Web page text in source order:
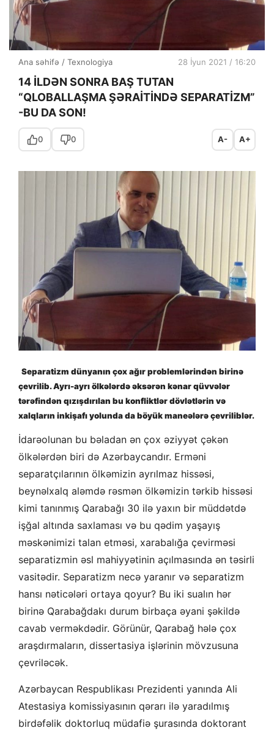
Ana səhifə / Texnologiya 28 İyun 2021 / 16:20
14 İLDƏN SONRA BAŞ TUTAN
“QLOBALLAŞMA ŞƏRAİTİNDƏ SEPARATİZM”
-BU DA SON!
0 0 A- A+
Separatizm dünyanın çox ağır problemlərindən birinə
çevrilib. Ayrı-ayrı ölkələrdə əksərən kənar qüvvələr
tərəfindən qızışdırılan bu konfliktlər dövlətlərin və
xalqların inkişafı yolunda da böyük maneələrə çevriliblər.
İdarəolunan bu bəladan ən çox əziyyət çəkən
ölkələrdən biri də Azərbaycandır. Erməni
separatçılarının ölkəmizin ayrılmaz hissəsi,
beynəlxalq aləmdə rəsmən ölkəmizin tərkib hissəsi
kimi tanınmış Qarabağı 30 ilə yaxın bir müddətdə
işğal altında saxlaması və bu qədim yaşayış
məskənimizi talan etməsi, xarabalığa çevirməsi
separatizmin əsl mahiyyətinin açılmasında ən təsirli
vasitədir. Separatizm necə yaranır və separatizm
hansı nəticələri ortaya qoyur? Bu iki sualın hər
birinə Qarabağdakı durum birbaça əyani şəkildə
cavab verməkdədir. Görünür, Qarabağ hələ çox
araşdırmaların, dissertasiya işlərinin mövzusuna
çevriləcək.
Azərbaycan Respublikası Prezidenti yanında Ali
Atestasiya komissiyasının qərarı ilə yaradılmış
birdəfəlik doktorluq müdafiə şurasında doktorant